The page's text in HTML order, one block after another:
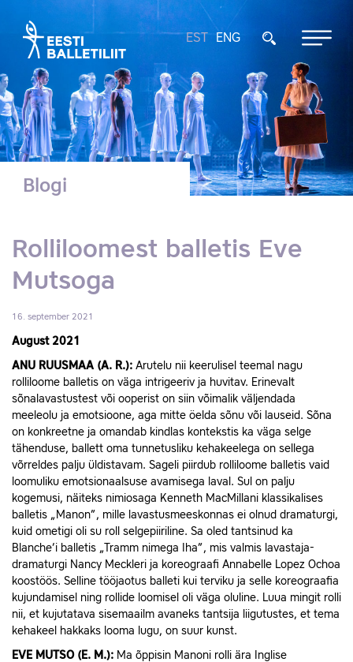
EST ENG
Blogi
Rolliloomest balletis Eve
Mutsoga
16. september 2021
August 2021
ANU RUUSMAA (A. R.): Arutelu nii keerulisel teemal nagu
rolliloome balletis on väga intrigeeriv ja huvitav. Erinevalt
sõnalavastustest või ooperist on siin võimalik väljendada
meeleolu ja emotsioone, aga mitte öelda sõnu või lauseid. Sõna
on konkreetne ja omandab kindlas kontekstis ka väga selge
tähenduse, ballett oma tunnetusliku kehakeelega on sellega
võrreldes palju üldistavam. Sageli piirdub rolliloome balletis vaid
loomuliku emotsionaalsuse avamisega laval. Sul on palju
kogemusi, näiteks nimiosaga Kenneth MacMillani klassikalises
balletis „Manon”, mille lavastusmeeskonnas ei olnud dramaturgi,
kuid ometigi oli su roll selgepiiriline. Sa oled tantsinud ka
Blanche’i balletis „Tramm nimega Iha”, mis valmis lavastaja-
dramaturgi Nancy Meckleri ja koreograafi Annabelle Lopez Ochoa
koostöös. Selline tööjaotus balleti kui terviku ja selle koreograafia
kujundamisel ning rollide loomisel oli väga oluline. Luua mingit rolli
nii, et kujutatava sisemaailm avaneks tantsija liigutustes, et tema
kehakeel hakkaks looma lugu, on suur kunst.
EVE MUTSO (E. M.): Ma õppisin Manoni rolli ära Inglise